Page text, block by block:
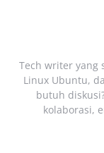
Tech writer yang
Linux Ubuntu,
butuh
kolaborasi,